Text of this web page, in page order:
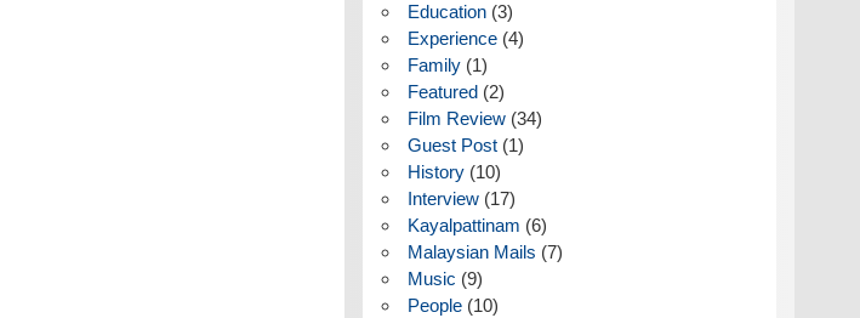
Education(3)
Experience(4)
Family(1)
Featured(2)
Film Review(34)
Guest Post(1)
History(10)
Interview(17)
Kayalpattinam (6)
Malaysian Mails (7)
Music (9)
People(10)